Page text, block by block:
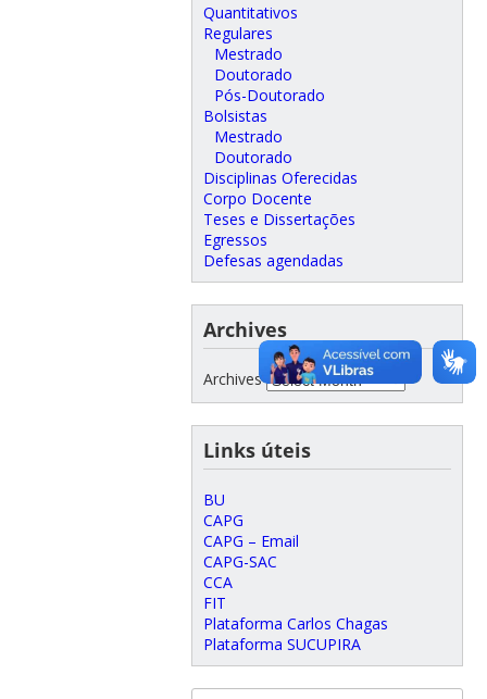
Quantitativos
Regulares
Mestrado
Doutorado
Pós-Doutorado
Bolsistas
Mestrado
Doutorado
Disciplinas Oferecidas
Corpo Docente
Teses e Dissertações
Egressos
Defesas agendadas
Archives
Archives
Links úteis
BU
CAPG
CAPG – Email
CAPG-SAC
CCA
FIT
Plataforma Carlos Chagas
Plataforma SUCUPIRA